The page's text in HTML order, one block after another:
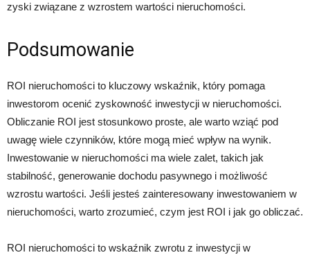
zyski związane z wzrostem wartości nieruchomości.
Podsumowanie
ROI nieruchomości to kluczowy wskaźnik, który pomaga
inwestorom ocenić zyskowność inwestycji w nieruchomości.
Obliczanie ROI jest stosunkowo proste, ale warto wziąć pod
uwagę wiele czynników, które mogą mieć wpływ na wynik.
Inwestowanie w nieruchomości ma wiele zalet, takich jak
stabilność, generowanie dochodu pasywnego i możliwość
wzrostu wartości. Jeśli jesteś zainteresowany inwestowaniem w
nieruchomości, warto zrozumieć, czym jest ROI i jak go obliczać.
ROI nieruchomości to wskaźnik zwrotu z inwestycji w